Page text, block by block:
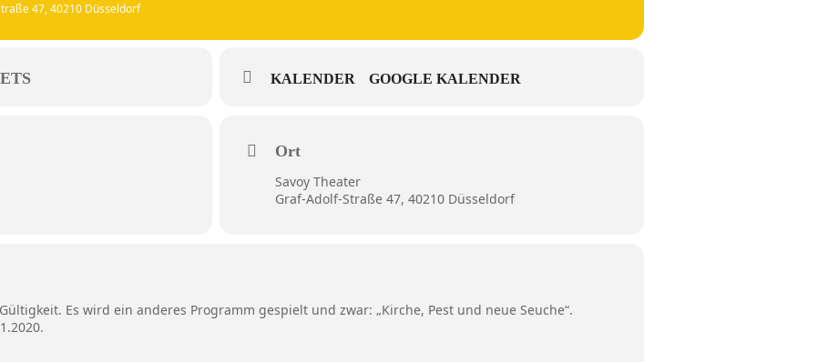
47, 40210 Düsseldorf
KALENDER GOOGLE KALENDER
Ort
Savoy Theater
Graf-Adolf-Straße 47, 40210 Düsseldorf
Es wird ein anderes Programm gespielt und zwar: „Kirche, Pest und neue Seuche“.